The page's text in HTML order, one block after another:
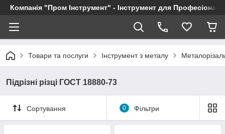
Компанія "Пром Інструмент" - Інструмент для
Товари та послуги Інструмент з металу
Підрізні різці ГОСТ 18880-73
Сортування 0 Фільтри